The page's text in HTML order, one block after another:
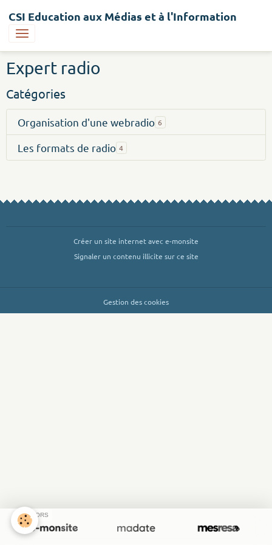
CSI Education aux Médias et à l'Information
Expert radio
Catégories
Organisation d'une webradio 6
Les formats de radio 4
Créer un site internet avec e-monsite
Signaler un contenu illicite sur ce site
Gestion des cookies
SPONSORS